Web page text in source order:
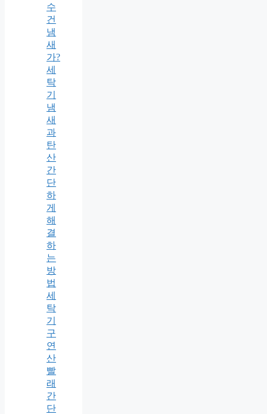
수
건
냄
새
가?
세
탁
기
냄
새
과
탄
산
간
단
하
게
해
결
하
는
방
법
세
탁
기
구
연
산
빨
래
간
단